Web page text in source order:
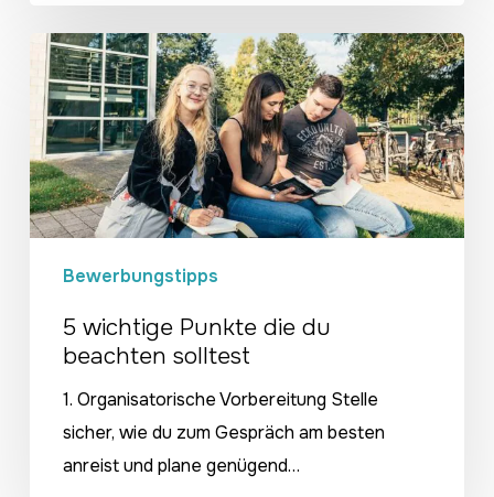
wichtige
Punkte
die
du
beachten
Bewerbungstipps
5 wichtige Punkte die du
beachten solltest
1. Organisatorische Vorbereitung Stelle
sicher, wie du zum Gespräch am besten
anreist und plane genügend…